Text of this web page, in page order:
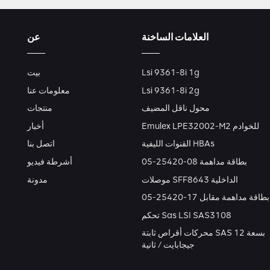
عن
بيت
معلومات عنا
منتجات
أخبار
اتصل بنا
أشرطة فيديو
مدونة
العلامات الساخنة
Lsi 9361-8i 1g
Lsi 9361-8i 2g
محول ناقل المضيف
Emulex LPE32002-M2 للخوادم
القنوات الليفية HBAs
بطاقة مداهمة 08-25420-05
موصلات SFF8643 الداخلية
بطاقة مداهمة مقابل 17-25420-05
تحكم Sas LSI SAS3108
محركات أقراص ثابتة SAS بسعة 12
جيجابايت / ثانية